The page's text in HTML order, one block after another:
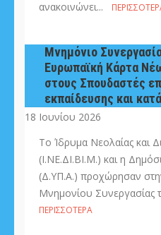
ανακοινώνει...
Μνημόνιο
Ευρωπαϊκή Κάρτα
στους Σπουδαστές
εκπαίδευσης και
18 Ιουνίου 2026
Το Ίδρυμα Νεολαίας και
(Ι.ΝΕ.ΔΙ.ΒΙ.Μ.) και η
(Δ.ΥΠ.Α.) προχώρησαν
Μνημονίου Συνεργασίας
ΠΕΡΙΣΣΌΤΕΡΑ